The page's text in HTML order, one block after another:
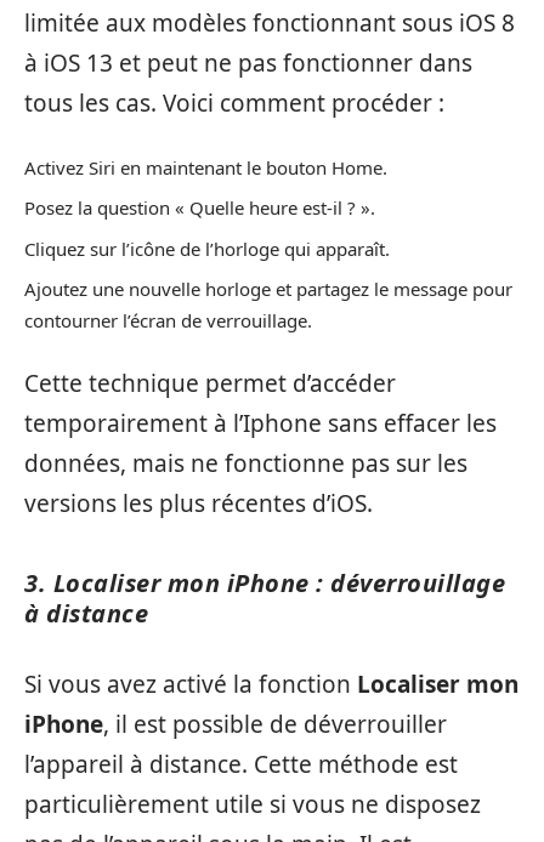
limitée aux modèles fonctionnant sous iOS 8
à iOS 13 et peut ne pas fonctionner dans
tous les cas. Voici comment procéder :
Activez Siri en maintenant le bouton Home.
Posez la question « Quelle heure est-il ? ».
Cliquez sur l’icône de l’horloge qui apparaît.
Ajoutez une nouvelle horloge et partagez le message pour
contourner l’écran de verrouillage.
Cette technique permet d’accéder
temporairement à l’Iphone sans effacer les
données, mais ne fonctionne pas sur les
versions les plus récentes d’iOS.
3. Localiser mon iPhone : déverrouillage
à distance
Si vous avez activé la fonction Localiser mon
iPhone, il est possible de déverrouiller
l’appareil à distance. Cette méthode est
particulièrement utile si vous ne disposez